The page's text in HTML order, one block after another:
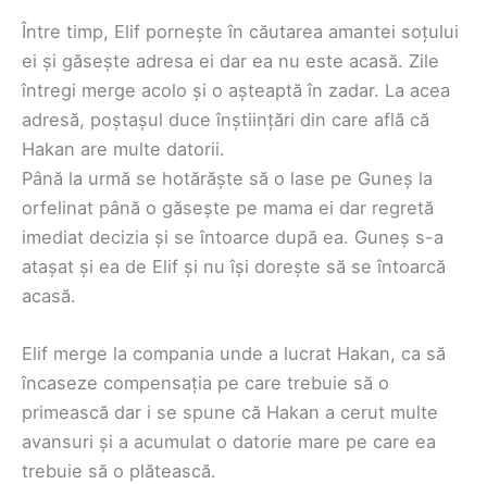
Între timp, Elif pornește în căutarea amantei soțului
ei și găsește adresa ei dar ea nu este acasă. Zile
întregi merge acolo și o așteaptă în zadar. La acea
adresă, poștașul duce înștiințări din care află că
Hakan are multe datorii.
Până la urmă se hotărăște să o lase pe Guneș la
orfelinat până o găsește pe mama ei dar regretă
imediat decizia și se întoarce după ea. Guneș s-a
atașat și ea de Elif și nu își dorește să se întoarcă
acasă.
Elif merge la compania unde a lucrat Hakan, ca să
încaseze compensația pe care trebuie să o
primească dar i se spune că Hakan a cerut multe
avansuri și a acumulat o datorie mare pe care ea
trebuie să o plătească.